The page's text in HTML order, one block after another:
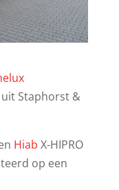
uit Staphorst &
Hiab X-HIPRO
op een